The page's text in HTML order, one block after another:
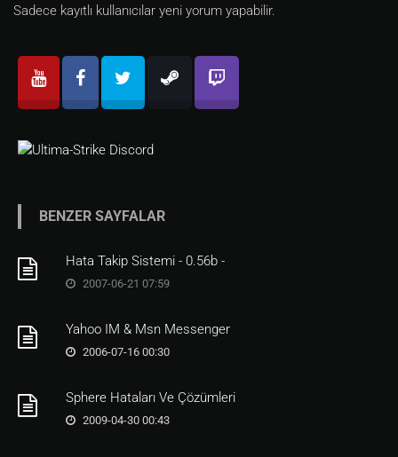
Sadece kayıtlı kullanıcılar yeni yorum yapabilir.
BENZER SAYFALAR
Hata Takip Sistemi - 0.56b -
2007-06-21 07:59
Yahoo IM & Msn Messenger
2006-07-16 00:30
Sphere Hataları Ve Çözümleri
2009-04-30 00:43